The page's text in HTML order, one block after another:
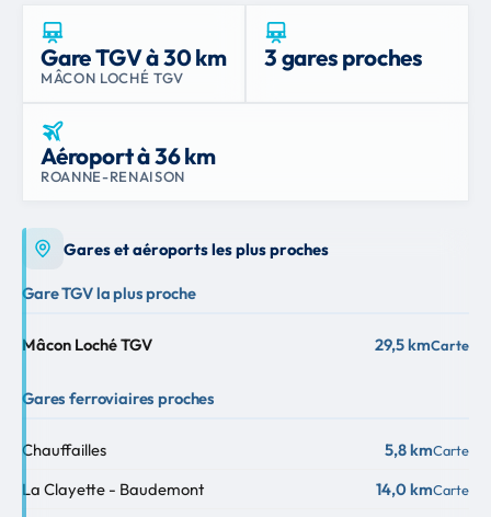
Gare TGV à 30 km
MÂCON LOCHÉ TGV
3 gares proches
Aéroport à 36 km
ROANNE-RENAISON
Gares et aéroports les plus proches
Gare TGV la plus proche
Mâcon Loché TGV 29,5 kmCarte
Gares ferroviaires proches
Chauffailles 5,8 kmCarte
La Clayette - Baudemont 14,0 kmCarte